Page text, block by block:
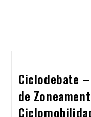
Ciclodebate
de